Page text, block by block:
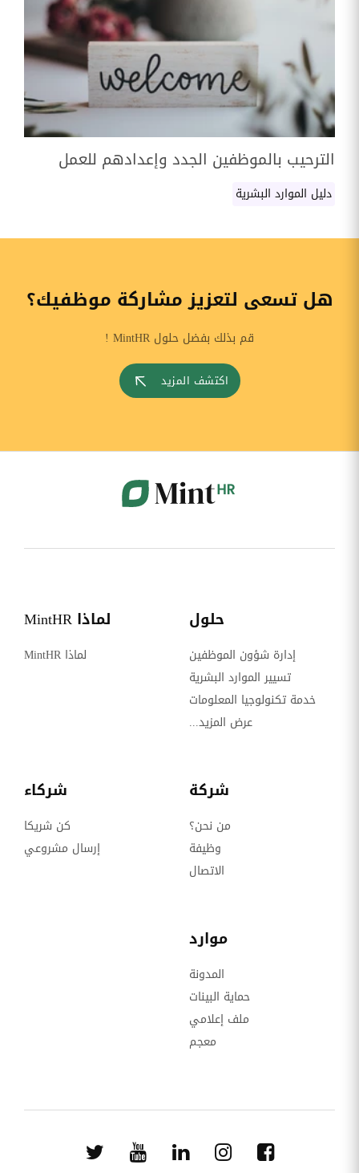
الترحيب بالموظفين الجدد وإعدادهم للعمل
دليل الموارد البشرية
هل تسعى لتعزيز مشاركة موظفيك؟
قم بذلك بفضل حلول MintHR !
اكتشف المزيد
حلول
إدارة شؤون الموظفين
تسيير الموارد البشرية
خدمة تكنولوجيا المعلومات
عرض المزيد...
لماذا MintHR
لماذا MintHR
شركة
من نحن؟
وظيفة
الاتصال
شركاء
كن شريكا
إرسال مشروعي
موارد
المدونة
حماية البينات
ملف إعلامي
معجم